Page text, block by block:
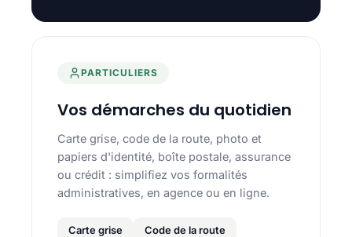
PARTICULIERS
Vos démarches du quotidien
Carte grise, code de la route, photo et
papiers d'identité, boîte postale, assurance
ou crédit : simplifiez vos formalités
administratives, en agence ou en ligne.
Carte grise
Code de la route